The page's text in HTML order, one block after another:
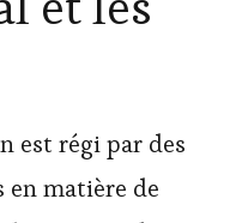
est régi par des
matière de